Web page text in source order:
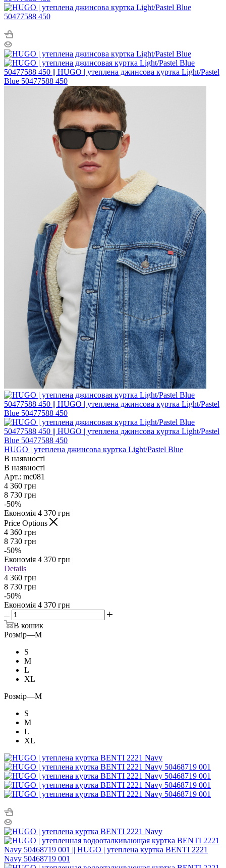
HUGO | утеплена джинсова куртка Light/Pastel Blue
В наявності
В наявності
Арт.: mc081
4 360 грн
8 730 грн
-50%
Економія 4 370 грн
Price Options
4 360 грн
8 730 грн
-50%
Економія 4 370 грн
Details
4 360 грн
8 730 грн
-50%
Економія 4 370 грн
В кошик
Розмір—M
S
M
L
XL
Розмір—M
S
M
L
XL